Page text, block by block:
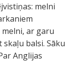
melni
melni, ar garu
balsi. Sāku
Anglijas